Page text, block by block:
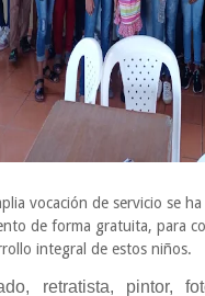
vocación de servicio se
de forma gratuita, para
integral de estos niños.
retratista, pintor,